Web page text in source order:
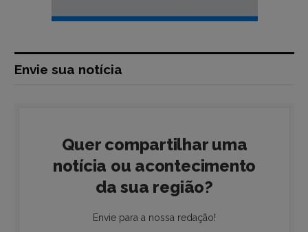
Envie sua notícia
Quer compartilhar uma
notícia ou acontecimento
da sua região?
Envie para a nossa redação!